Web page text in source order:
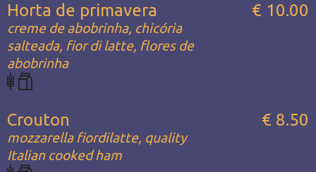
Horta de primavera
creme de abobrinha, chicória
salteada, fior di latte, flores de
abobrinha
€ 10.00
Crouton
mozzarella fiordilatte, quality
Italian cooked ham
€ 8.50